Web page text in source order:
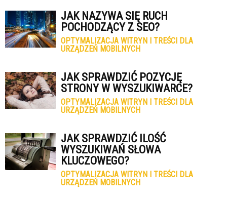
JAK NAZYWA SIĘ RUCH
POCHODZĄCY Z SEO?
OPTYMALIZACJA WITRYN I TREŚCI DLA
URZĄDZEŃ MOBILNYCH
JAK SPRAWDZIĆ POZYCJĘ
STRONY W WYSZUKIWARCE?
OPTYMALIZACJA WITRYN I TREŚCI DLA
URZĄDZEŃ MOBILNYCH
JAK SPRAWDZIĆ ILOŚĆ
WYSZUKIWAŃ SŁOWA
KLUCZOWEGO?
OPTYMALIZACJA WITRYN I TREŚCI DLA
URZĄDZEŃ MOBILNYCH